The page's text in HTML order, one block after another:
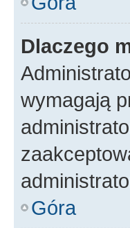
Dlaczego
wymagają
Góra